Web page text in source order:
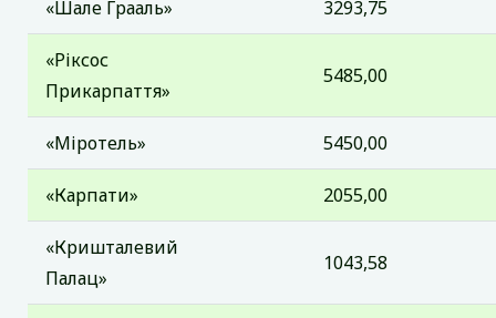
«Шале Грааль» 3293,75
«Ріксос
Прикарпаття»
5485,00
«Міротель» 5450,00
«Карпати» 2055,00
«Кришталевий
Палац»
1043,58